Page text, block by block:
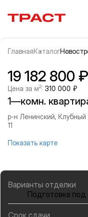
Траст | Служба
ГлавнаяКаталог
Информация об
Галерея
19 182 800 ₽
Цена за м2: 310 000 ₽
1—комн.
р-н Ленинский, Клубный
11
Показать карте
Варианты отделки
Подготовка
Срок сдачи